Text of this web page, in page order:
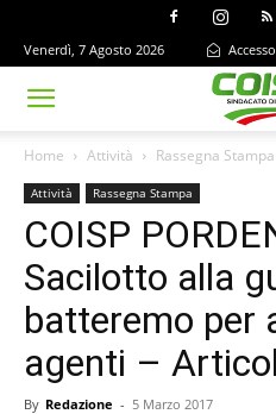
Venerdì, 7 Agosto 2026
Home Attività Rassegna Stampa
Attività Rassegna Stampa
COISP
Sacilotto alla
batteremo per
agenti –
By Redazione - 5 Marzo 2017